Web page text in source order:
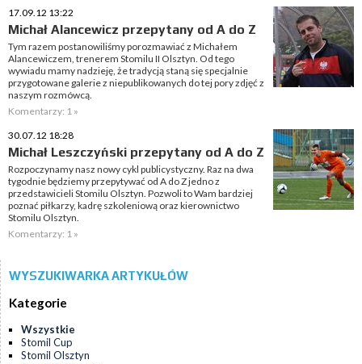
17.09.12 13:22
Michał Alancewicz przepytany od A do Z
Tym razem postanowiliśmy porozmawiać z Michałem
Alancewiczem, trenerem Stomilu II Olsztyn. Od tego
wywiadu mamy nadzieję, że tradycją staną się specjalnie
przygotowane galerie z niepublikowanych do tej pory zdjęć z
naszym rozmówcą.
Komentarzy: 1 »
30.07.12 18:28
Michał Leszczyński przepytany od A do Z
Rozpoczynamy nasz nowy cykl publicystyczny. Raz na dwa
tygodnie będziemy przepytywać od A do Z jedno z
przedstawicieli Stomilu Olsztyn. Pozwoli to Wam bardziej
poznać piłkarzy, kadrę szkoleniową oraz kierownictwo
Stomilu Olsztyn.
Komentarzy: 1 »
WYSZUKIWARKA ARTYKUŁÓW
Kategorie
Wszystkie
Stomil Cup
Stomil Olsztyn